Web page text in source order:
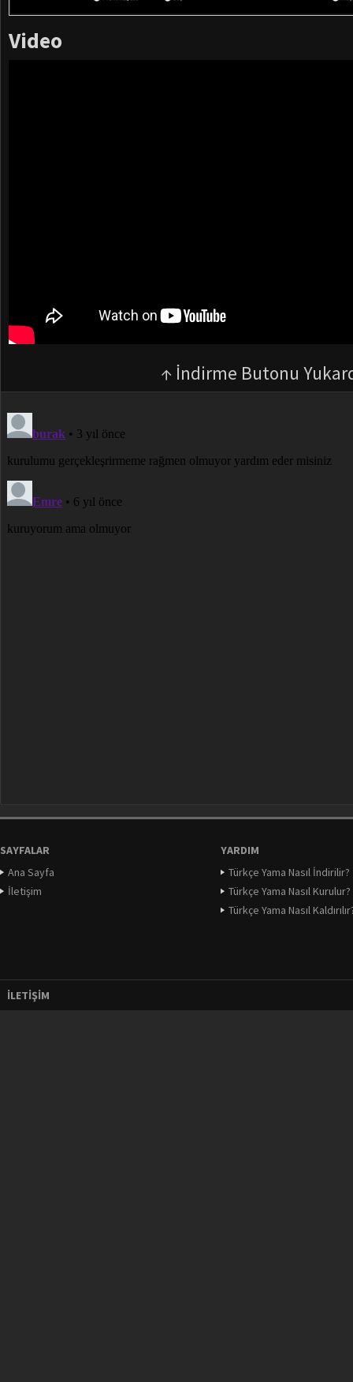
Video
↑ İndirme Butonu
SAYFALAR
Ana Sayfa
İletişim
YARDIM
Türkçe Yama Nasıl İndirilir?
Türkçe Yama Nasıl Kurulur?
Türkçe Yama Nasıl
İLETIŞIM